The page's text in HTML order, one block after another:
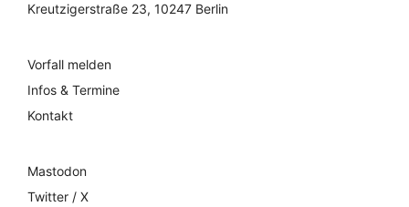
Kreutzigerstraße 23, 10247 Berlin
Vorfall melden
Infos & Termine
Kontakt
Mastodon
Twitter / X